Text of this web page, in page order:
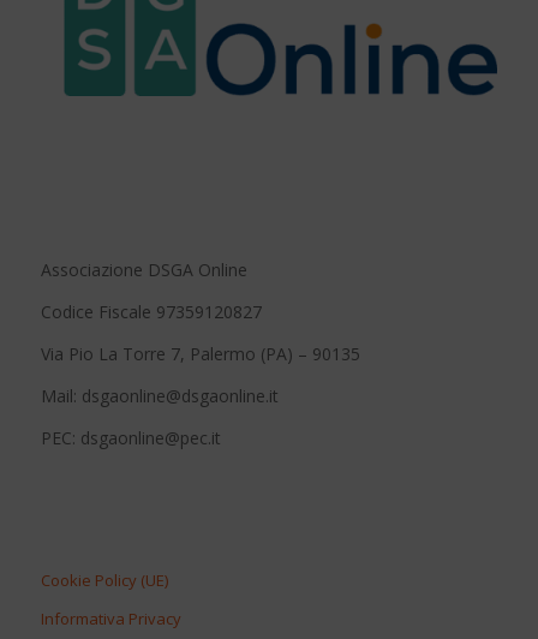
Associazione DSGA Online
Codice Fiscale 97359120827
Via Pio La Torre 7, Palermo (PA) – 90135
Mail: dsgaonline@dsgaonline.it
PEC: dsgaonline@pec.it
Cookie Policy (UE)
Informativa Privacy